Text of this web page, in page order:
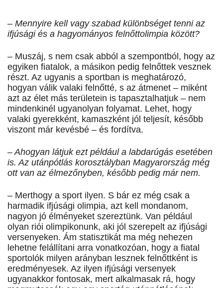
– Mennyire kell vagy szabad különbséget tenni az
ifjúsági és a hagyományos felnőttolimpia között?
– Muszáj, s nem csak abból a szempontból, hogy az
egyiken fiatalok, a másikon pedig felnőttek vesznek
részt. Az ugyanis a sportban is meghatározó,
hogyan válik valaki felnőtté, s az átmenet – miként
azt az élet más területein is tapasztalhatjuk – nem
mindenkinél ugyanolyan folyamat. Lehet, hogy
valaki gyerekként, kamaszként jól teljesít, később
viszont már kevésbé – és fordítva.
– Ahogyan látjuk ezt például a labdarúgás esetében
is. Az utánpótlás korosztályban Magyarország még
ott van az élmezőnyben, később pedig már nem.
– Merthogy a sport ilyen. S bár ez még csak a
harmadik ifjúsági olimpia, azt kell mondanom,
nagyon jó élményeket szereztünk. Van például
olyan riói olimpikonunk, aki jól szerepelt az ifjúsági
versenyeken. Ám statisztikát ma még nehezen
lehetne felállítani arra vonatkozóan, hogy a fiatal
sportolók milyen arányban lesznek felnőttként is
eredményesek. Az ilyen ifjúsági versenyek
ugyanakkor fontosak, mert alkalmasak rá, hogy